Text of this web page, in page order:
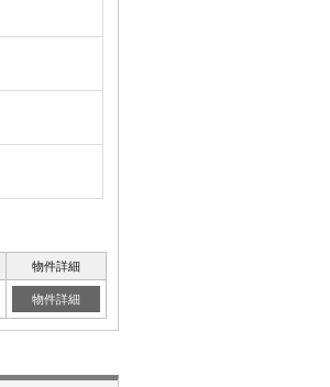
物件詳細
物件詳細